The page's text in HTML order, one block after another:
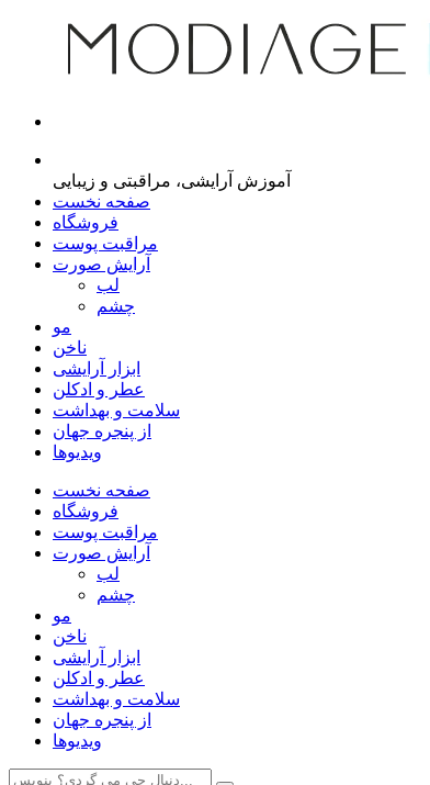
آموزش آرایشی، مراقبتی و زیبایی
صفحه نخست
فروشگاه
مراقبت پوست
آرایش صورت
لب
چشم
مو
ناخن
ابزار آرایشی
عطر و ادکلن
سلامت و بهداشت
از پنجره جهان
ویدیوها
صفحه نخست
فروشگاه
مراقبت پوست
آرایش صورت
لب
چشم
مو
ناخن
ابزار آرایشی
عطر و ادکلن
سلامت و بهداشت
از پنجره جهان
ویدیوها